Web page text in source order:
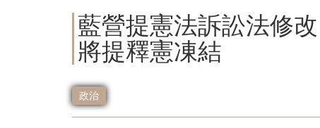
藍營提憲法訴訟法修
將提釋憲凍結
政治